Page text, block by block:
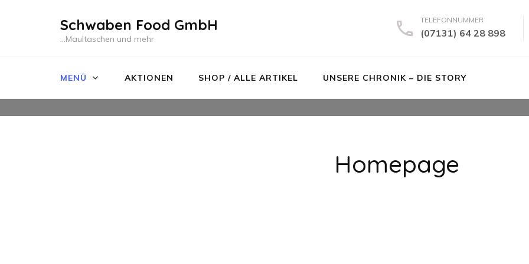
Schwaben Food GmbH
…Maultaschen und mehr
TELEFONNUMMER
(07131) 64 28 898
MENÜ AKTIONEN SHOP / ALLE ARTIKEL UNSERE CHRONIK – DIE STORY
Homepage